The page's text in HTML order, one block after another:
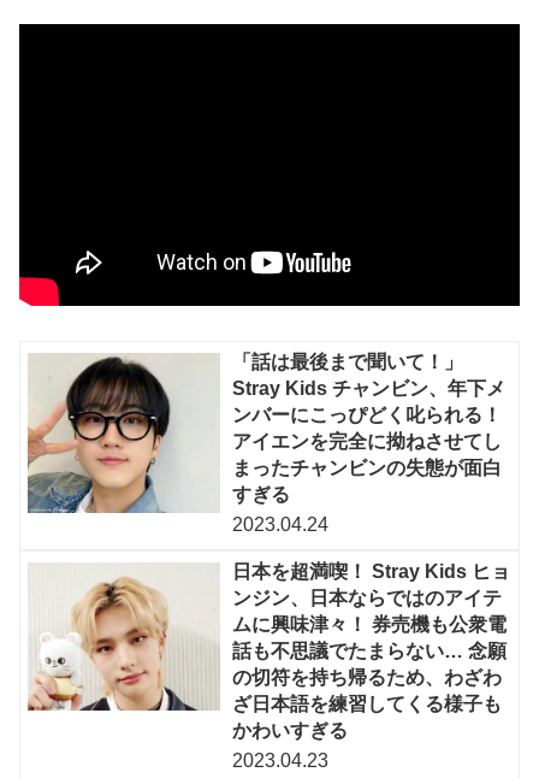
「話は最後まで聞いて！」
Stray Kids チャンビン、年下メ
ンバーにこっぴどく叱られる！
アイエンを完全に拗ねさせてし
まったチャンビンの失態が面白
すぎる
2023.04.24
日本を超満喫！ Stray Kids ヒョ
ンジン、日本ならではのアイテ
ムに興味津々！ 券売機も公衆電
話も不思議でたまらない… 念願
の切符を持ち帰るため、わざわ
ざ日本語を練習してくる様子も
かわいすぎる
2023.04.23